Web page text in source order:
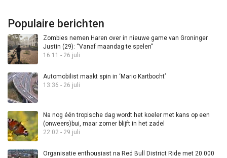
Populaire berichten
Zombies nemen Haren over in nieuwe game van Groninger
Justin (29): “Vanaf maandag te spelen”
16:11 - 26 juli
Automobilist maakt spin in ‘Mario Kartbocht’
13:36 - 26 juli
Na nog één tropische dag wordt het koeler met kans op een
(onweers)bui, maar zomer blijft in het zadel
22:02 - 29 juli
Organisatie enthousiast na Red Bull District Ride met 20.000